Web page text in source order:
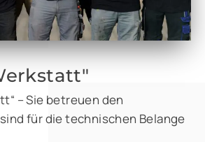
– Sie betreuen den
für die technischen Belange